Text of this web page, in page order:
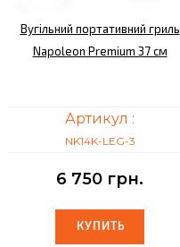
Вугільний портативний гриль
Napoleon Premium 37 см
Артикул :
NK14K-LEG-3
6 750 грн.
КУПИТЬ
КУПИТЬ